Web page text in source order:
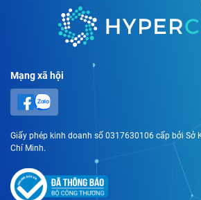
Mạng xã hội
Giấy phép kinh doanh số 0317630106 cấp bởi Sở
Chí Minh.